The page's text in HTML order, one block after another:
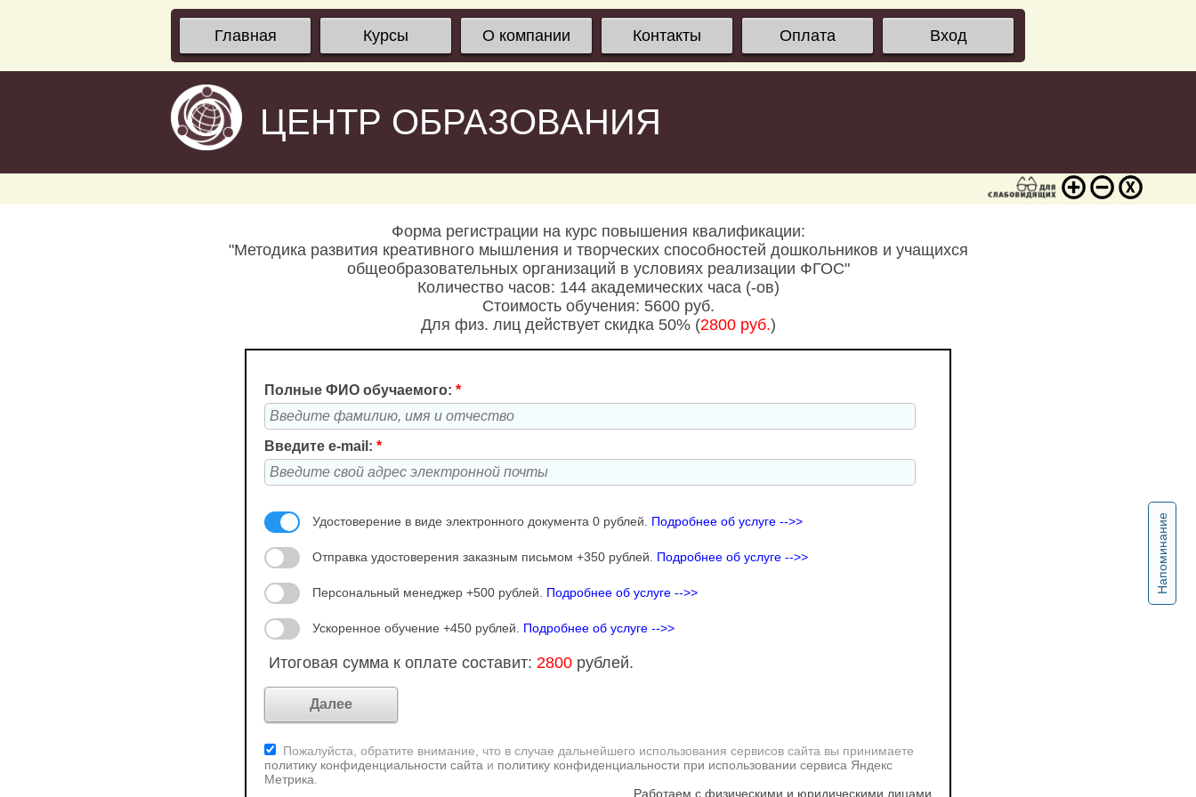
Главная Курсы О компании Контакты Оплата Вход
ЦЕНТР ОБРАЗОВАНИЯ
Напоминание
Форма регистрации на курс повышения квалификации:
"Методика развития креативного мышления и творческих способностей дошкольников и учащихся
общеобразовательных организаций в условиях реализации ФГОС"
Количество часов: 144 академических часа (-ов)
Стоимость обучения: 5600 руб.
Для физ. лиц действует скидка 50% (2800 руб.)
Полные ФИО обучаемого: *
Введите e-mail: *
Удостоверение в виде электронного документа 0 рублей. Подробнее об услуге -->>
Отправка удостоверения заказным письмом +350 рублей. Подробнее об услуге -->>
Персональный менеджер +500 рублей. Подробнее об услуге -->>
Ускоренное обучение +450 рублей. Подробнее об услуге -->>
Итоговая сумма к оплате составит: 2800 рублей.
Пожалуйста, обратите внимание, что в случае дальнейшего использования сервисов сайта вы принимаете
политику конфиденциальности сайта и политику конфиденциальности при использовании сервиса Яндекс
Метрика
Работаем с физическими и юридическими лицами